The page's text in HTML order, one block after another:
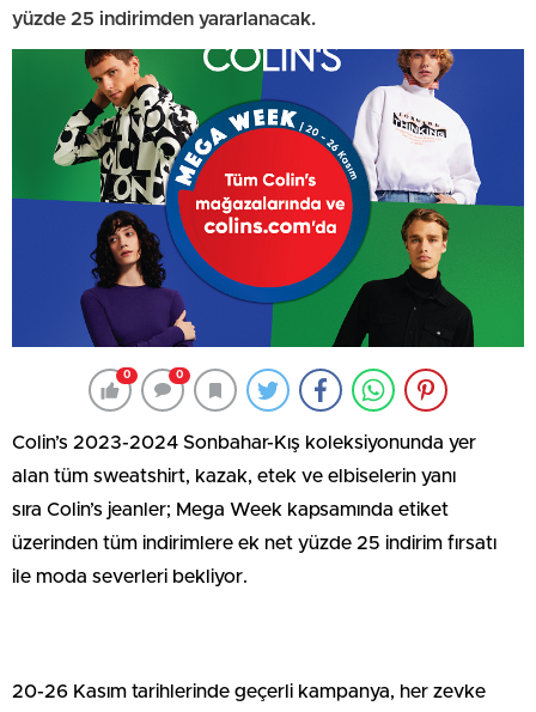
yüzde 25 indirimden yararlanacak.
0 0
Colin’s 2023-2024 Sonbahar-Kış koleksiyonunda yer
alan tüm sweatshirt, kazak, etek ve elbiselerin yanı
sıra Colin’s jeanler; Mega Week kapsamında etiket
üzerinden tüm indirimlere ek net yüzde 25 indirim fırsatı
ile moda severleri bekliyor.
20-26 Kasım tarihlerinde geçerli kampanya, her zevke